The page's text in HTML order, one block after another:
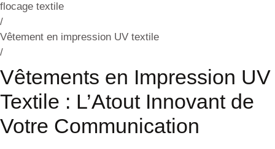
flocage textile
/
Vêtement en impression UV textile
/
Vêtements en Impression UV
Textile : L’Atout Innovant de
Votre Communication